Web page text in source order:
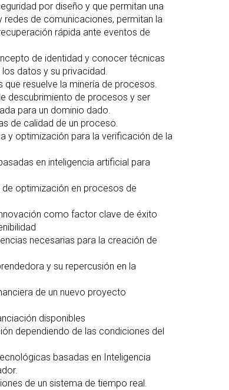
por diseño y que permitan una
de comunicaciones, permitan la
rápida ante eventos de
de identidad y conocer técnicas
datos y su privacidad.
resuelve la minería de procesos.
descubrimiento de procesos y ser
para un dominio dado.
de calidad de un proceso.
y optimización para la verificación de la
en inteligencia artificial para
optimización en procesos de
como factor clave de éxito
necesarias para la creación de
y su repercusión en la
de un nuevo proyecto
disponibles
dependiendo de las condiciones del
basadas en Inteligencia
de un sistema de tiempo real.